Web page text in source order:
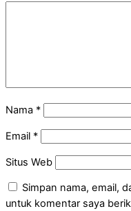
Nama *
Email *
Situs Web
Simpan nama, email,
untuk komentar saya